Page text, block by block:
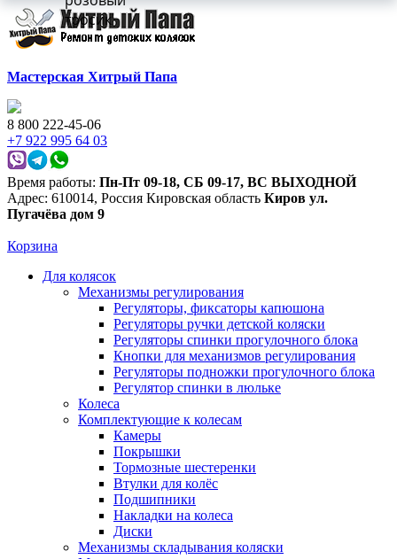
Мастерская Хитрый Папа
8 800 222-45-06
+7 922 995 64 03
Время работы: Пн-Пт 09-18, СБ 09-17, ВС ВЫХОДНОЙ
Адрес: 610014, Россия Кировская область Киров ул.
Пугачёва дом 9
Корзина
Для колясок
Механизмы регулирования
Регуляторы, фиксаторы капюшона
Регуляторы ручки детской коляски
Регуляторы спинки прогулочного блока
Кнопки для механизмов регулирования
Регуляторы подножки прогулочного блока
Регулятор спинки в люльке
Колеса
Комплектующие к колесам
Камеры
Покрышки
Тормозные шестеренки
Втулки для колёс
Подшипники
Накладки на колеса
Диски
Механизмы складывания коляски
тросик